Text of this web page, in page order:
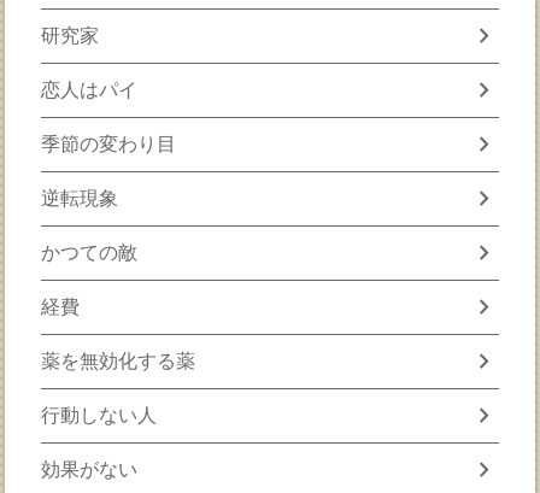
研究家 chevron_right
恋人はパイ chevron_right
季節の変わり目 chevron_right
逆転現象 chevron_right
かつての敵 chevron_right
経費 chevron_right
薬を無効化する薬 chevron_right
行動しない人 chevron_right
効果がない chevron_right